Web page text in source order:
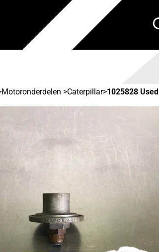
Motoronderdelen >Caterpillar>1025828 Used